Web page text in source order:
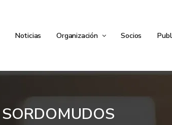
Noticias Organización Socios
SORDOMUDOS